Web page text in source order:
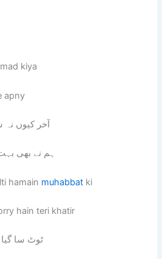
kiya
apny
آخر کیوں
ہم نے بھی
hamain muhabbat ki
hain teri khatir
ٹوٹ سا